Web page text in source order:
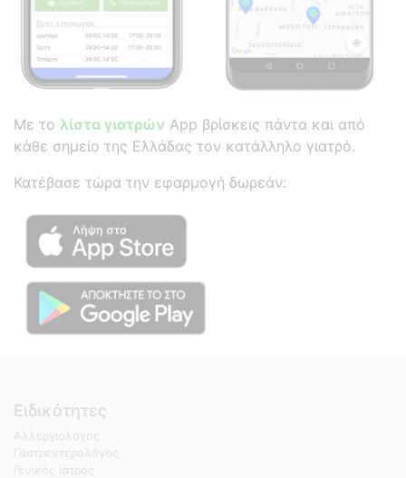
Με το λίστα γιατρών App βρίσκεις πάντα και από
κάθε σημείο της Ελλάδας τον κατάλληλο γιατρό.
Κατέβασε τώρα την εφαρμογή δωρεάν:
Ειδικότητες
Αλλεργιολόγος
Γαστρεντερολόγος
Γενικός Ιατρός